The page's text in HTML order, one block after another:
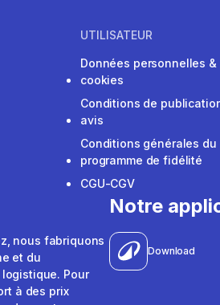
UTILISATEUR
Données personnelles &
cookies
Conditions de
avis
Conditions générales du
programme de fidélité
CGU-CGV
nous fabriquons
et du
Pour
à des prix
Notre
Download